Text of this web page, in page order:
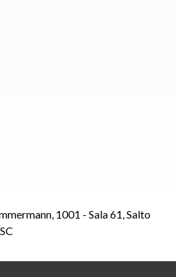
1001 - Sala 61, Salto